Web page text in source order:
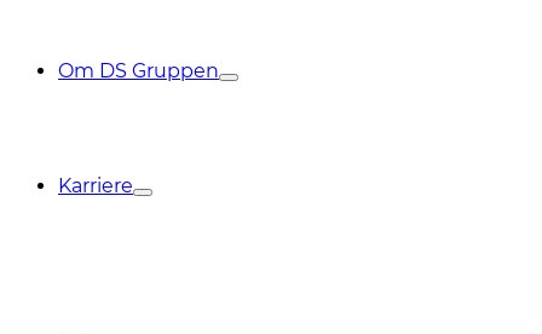
Om DS Gruppen
Karriere